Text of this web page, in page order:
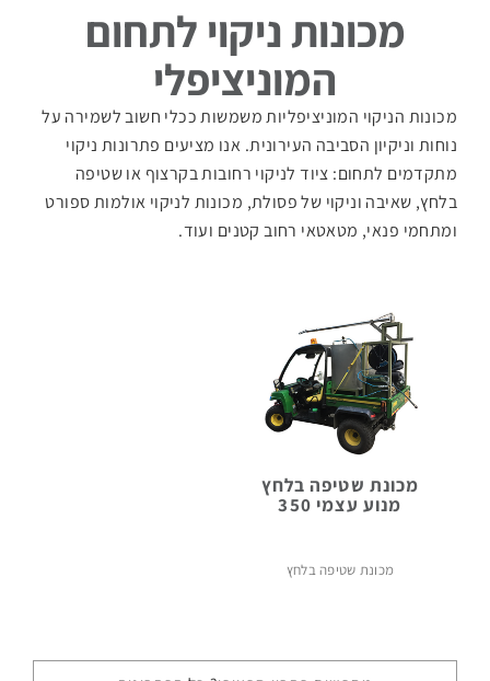
מטאטים
מכאניים
שואבי
אבק
תעשייתיים
שטיחים
וריפודים
נפות
לניקוי
קיטוריות
מכונות ניקוי לתחום
המוניציפלי
מכונות הניקוי המוניציפליות משמשות ככלי חשוב לשמירה על
נוחות וניקיון הסביבה העירונית. אנו מציעים פתרונות ניקוי
מתקדמים לתחום: ציוד לניקוי רחובות בקרצוף אושטיפה
בלחץ, שאיבה וניקוי של פסולת, מכונות לניקוי אולמות ספורט
ומתחמי פנאי, מטאטאי רחוב קטנים ועוד.
מכונת שטיפה בלחץ
מנוע עצמי 350
מכונת שטיפה בלחץ